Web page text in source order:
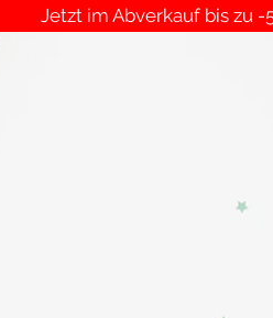
Jetzt im Abverkauf bis zu -